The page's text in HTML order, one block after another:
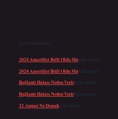
Son yorumlar
2024 Amortiler Belli Oldu Muiçin admin
2024 Amortiler Belli Oldu Muiçin Emel
Bağlantı Hatası Neden Veririçin admin
Bağlantı Hatası Neden Veririçin Kerem
32 Amper Ne Demekiçin admin